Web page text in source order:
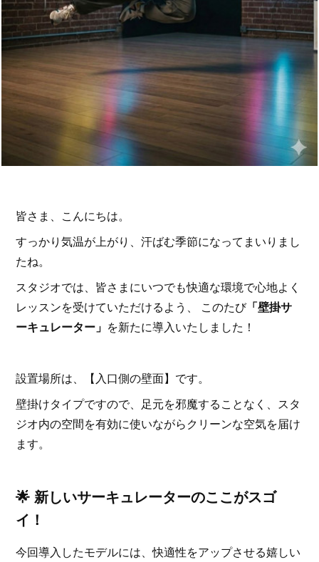
皆さま、こんにちは。
すっかり気温が上がり、汗ばむ季節になってまいりまし
たね。
スタジオでは、皆さまにいつでも快適な環境で心地よく
レッスンを受けていただけるよう、 このたび「壁掛サ
ーキュレーター」 を新たに導入いたしました！
設置場所は、【入口側の壁面】です。
壁掛けタイプですので、足元を邪魔することなく、スタ
ジオ内の空間を有効に使いながらクリーンな空気を届け
ます。
🌟 新しいサーキュレーターのここがスゴ
イ！
今回導入したモデルには、快適性をアップさせる嬉しい